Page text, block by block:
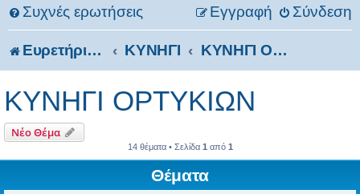
Συχνές ερωτήσεις Σύνδεση
Εγγραφή
Ευρετήριο Δ. Συζήτησης ΚΥΝΗΓΙ ΚΥΝΗΓΙ ΟΡΤΥΚΙΩΝ
ΚΥΝΗΓΙ ΟΡΤΥΚΙΩΝ
Νέο Θέμα
14 θέματα • Σελίδα 1 από 1
Θέματα